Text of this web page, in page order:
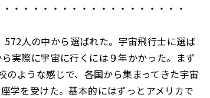
・・・・・・・・・・・・・・・・・・
人の中から選ばれた。宇宙飛行士に選ば
実際に宇宙に行くには９年かかった。まず
のような感じで、各国から集まってきた宇宙
学を受けた。基本的にはずっとアメリカで